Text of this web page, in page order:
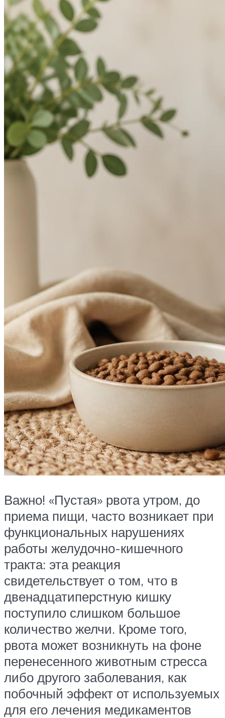
Важно! «Пустая» рвота утром, до
приема пищи, часто возникает при
функциональных нарушениях
работы желудочно-кишечного
тракта: эта реакция
свидетельствует о том, что в
двенадцатиперстную кишку
поступило слишком большое
количество желчи. Кроме того,
рвота может возникнуть на фоне
перенесенного животным стресса
либо другого заболевания, как
побочный эффект от используемых
для его лечения медикаментов